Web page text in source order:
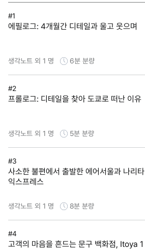
#1
에필로그: 4개월간 디테일과 울고 웃으며
생각노트 외 1 명 6분 분량
#2
프롤로그: 디테일을 찾아 도쿄로 떠난 이유
생각노트 외 1 명 5분 분량
#3
사소한 불편에서 출발한 에어서울과 나리타
익스프레스
생각노트 외 1 명 8분 분량
#4
고객의 마음을 흔드는 문구 백화점, Itoya 1